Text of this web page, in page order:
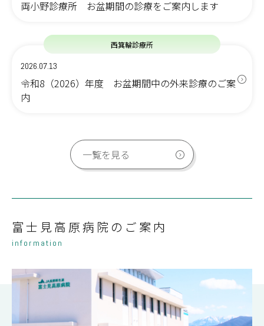
両小野診療所 お盆期間の診療をご案内します
西箕輪診療所
2026.07.13
令和8（2026）年度 お盆期間中の外来診療のご案
内
一覧を見る
富士見高原病院のご案内
information